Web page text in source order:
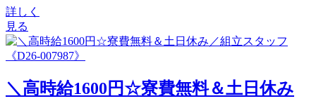
詳しく
見る
＼高時給1600円☆寮費無料＆土日休み